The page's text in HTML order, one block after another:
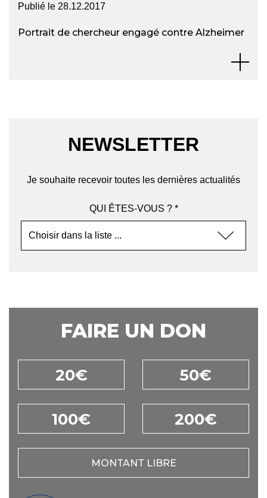
Publié le 28.12.2017
Portrait de chercheur engagé contre Alzheimer
NEWSLETTER
Je souhaite recevoir toutes les dernières actualités
QUI ÊTES-VOUS ? *
FAIRE UN DON
20€ 50€
100€ 200€
MONTANT LIBRE